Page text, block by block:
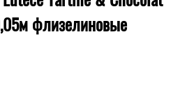
флизелиновые